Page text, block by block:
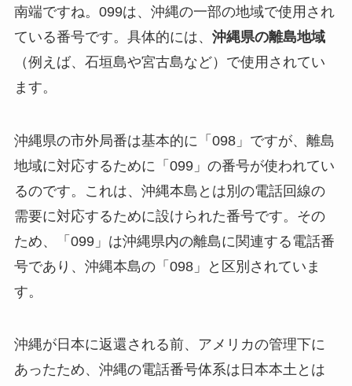
南端ですね。099は、沖縄の一部の地域で使用され
ている番号です。具体的には、 沖縄県の離島地域
（例えば、石垣島や宮古島など）で使用されてい
ます。
沖縄県の市外局番は基本的に「098」ですが、離島
地域に対応するために「099」の番号が使われてい
るのです。これは、沖縄本島とは別の電話回線の
需要に対応するために設けられた番号です。その
ため、「099」は沖縄県内の離島に関連する電話番
号であり、沖縄本島の「098」と区別されていま
す。
沖縄が日本に返還される前、アメリカの管理下に
あったため、沖縄の電話番号体系は日本本土とは